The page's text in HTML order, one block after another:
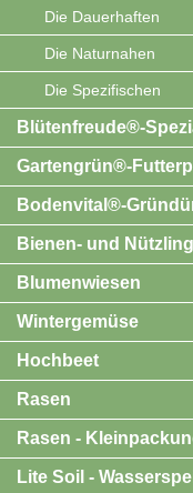
Die Dauerhaften
Die Naturnahen
Die Spezifischen
Blütenfreude®-
Gartengrün®-
Bodenvital®-
Bienen- und
Blumenwiesen
Wintergemüse
Hochbeet
Rasen
Rasen -
Lite Soil -